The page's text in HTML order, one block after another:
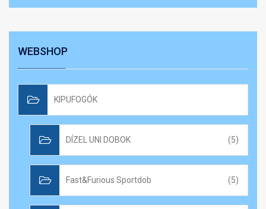
WEBSHOP
KIPUFOGÓK
DÍZEL UNI DOBOK (5)
Fast&Furious Sportdob (5)